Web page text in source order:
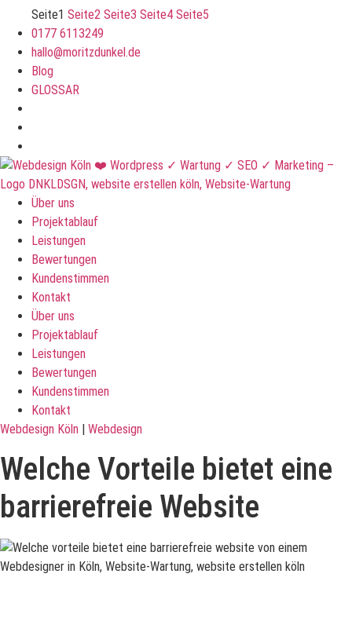
Seite1 Seite2 Seite3 Seite4 Seite5
0177 6113249
hallo@moritzdunkel.de
Blog
GLOSSAR
Über uns
Projektablauf
Leistungen
Bewertungen
Kundenstimmen
Kontakt
Über uns
Projektablauf
Leistungen
Bewertungen
Kundenstimmen
Kontakt
Webdesign Köln
Webdesign
Welche Vorteile bietet eine
barrierefreie Website